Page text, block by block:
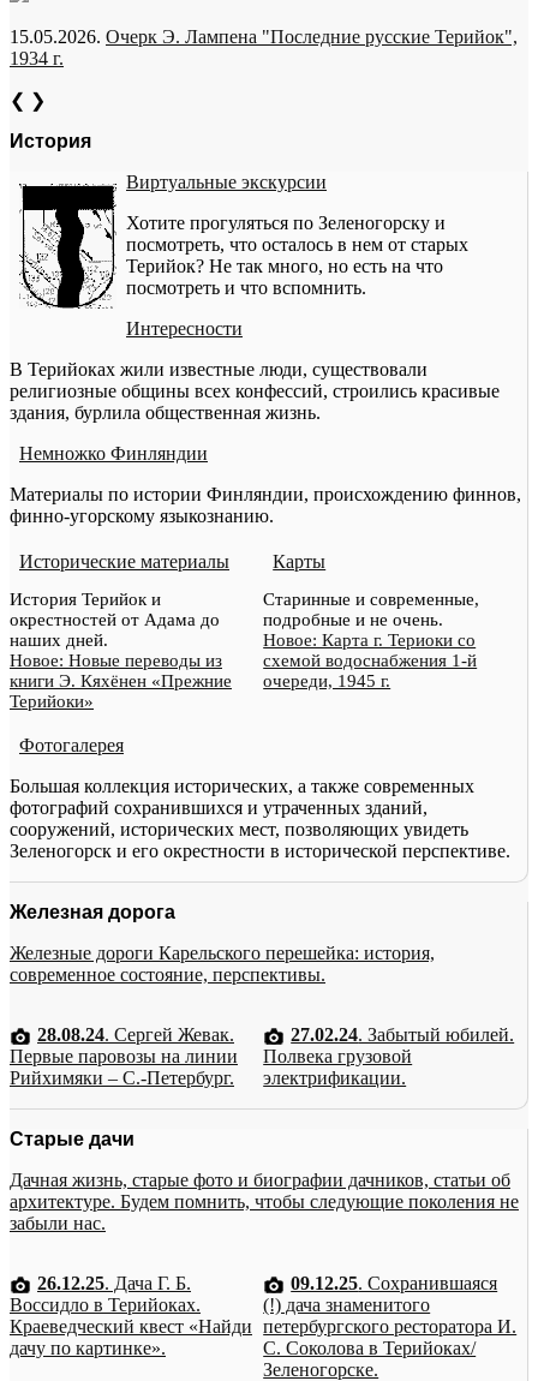
15.05.2026. Очерк Э. Лампена "Последние русские Терийок",
1934 г.
❮ ❯
История
Виртуальные экскурсии
Хотите прогуляться по Зеленогорску и
посмотреть, что осталось в нем от старых
Терийок? Не так много, но есть на что
посмотреть и что вспомнить.
Интересности
В Терийоках жили известные люди, существовали
религиозные общины всех конфессий, строились красивые
здания, бурлила общественная жизнь.
Немножко Финляндии
Материалы по истории Финляндии, происхождению финнов,
финно-угорскому языкознанию.
Исторические материалы
История Терийок и
окрестностей от Адама до
наших дней.
Новое: Новые переводы из
книги Э. Кяхёнен «Прежние
Терийоки»
Карты
Старинные и современные,
подробные и не очень.
Новое: Карта г. Териоки со
схемой водоснабжения 1-й
очереди, 1945 г.
Фотогалерея
Большая коллекция исторических, а также современных
фотографий сохранившихся и утраченных зданий,
сооружений, исторических мест, позволяющих увидеть
Зеленогорск и его окрестности в исторической перспективе.
Железная дорога
Железные дороги Карельского перешейка: история,
современное состояние, перспективы.
28.08.24. Сергей Жевак.
Первые паровозы на линии
Рийхимяки – С.-Петербург.
27.02.24. Забытый юбилей.
Полвека грузовой
электрификации.
Старые дачи
Дачная жизнь, старые фото и биографии дачников, статьи об
архитектуре. Будем помнить, чтобы следующие поколения не
забыли нас.
26.12.25. Дача Г. Б.
Воссидло в Терийоках.
Краеведческий квест «Найди
дачу по картинке».
09.12.25. Сохранившаяся
(!) дача знаменитого
петербургского ресторатора И.
С. Соколова в Терийоках/
Зеленогорске.